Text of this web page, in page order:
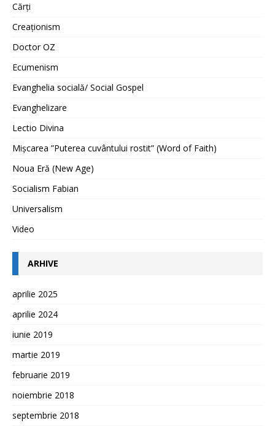
Cărți
Creaționism
Doctor OZ
Ecumenism
Evanghelia socială/ Social Gospel
Evanghelizare
Lectio Divina
Mișcarea ”Puterea cuvântului rostit” (Word of Faith)
Noua Eră (New Age)
Socialism Fabian
Universalism
Video
ARHIVE
aprilie 2025
aprilie 2024
iunie 2019
martie 2019
februarie 2019
noiembrie 2018
septembrie 2018